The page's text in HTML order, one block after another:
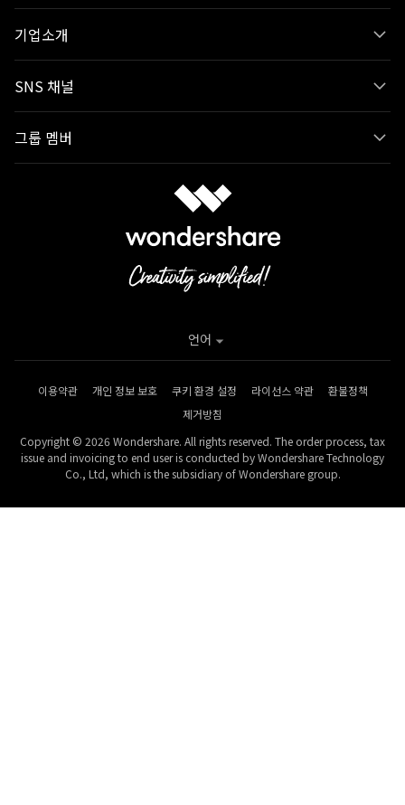
기업소개
SNS 채널
그룹 멤버
이용약관 개인 정보 보호 쿠키 환경 설정 라이선스 약관
환불정책
제거방침
Copyright © 2026 Wondershare. All rights reserved. The order process, tax
issue and invoicing to end user is conducted by Wondershare Technology
Co., Ltd, which is the subsidiary of Wondershare group.
언어